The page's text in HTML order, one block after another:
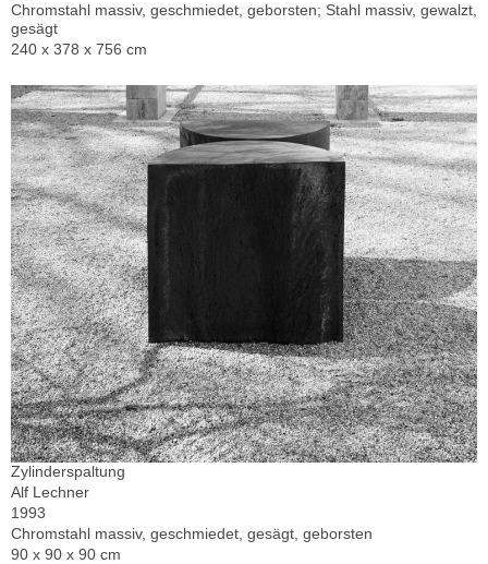
Chromstahl massiv, geschmiedet, geborsten; Stahl massiv, gewalzt,
gesägt
240 x 378 x 756 cm
Zylinderspaltung
Alf Lechner
1993
Chromstahl massiv, geschmiedet, gesägt, geborsten
90 x 90 x 90 cm